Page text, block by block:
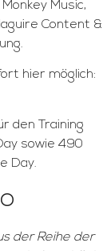
Music,
Content &
hier möglich:
den Training
sowie 490
Day.
der Reihe der